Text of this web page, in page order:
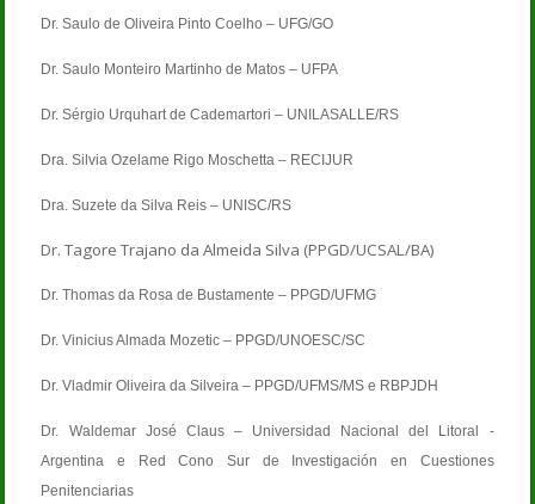
Dr. Saulo de Oliveira Pinto Coelho – UFG/GO
Dr. Saulo Monteiro Martinho de Matos – UFPA
Dr. Sérgio Urquhart de Cademartori – UNILASALLE/RS
Dra. Silvia Ozelame Rigo Moschetta – RECIJUR
Dra. Suzete da Silva Reis – UNISC/RS
Dr. Tagore Trajano da Almeida Silva (PPGD/UCSAL/BA)
Dr. Thomas da Rosa de Bustamente – PPGD/UFMG
Dr. Vinicius Almada Mozetic – PPGD/UNOESC/SC
Dr. Vladmir Oliveira da Silveira – PPGD/UFMS/MS e RBPJDH
Dr. Waldemar José Claus – Universidad Nacional del Litoral -
Argentina e Red Cono Sur de Investigación en Cuestiones
Penitenciarias